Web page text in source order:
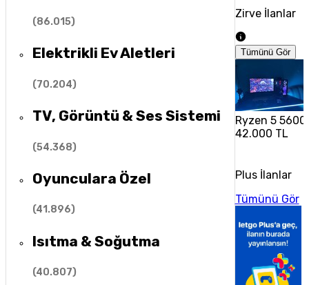
(86.015)
Elektrikli Ev Aletleri
(70.204)
TV, Görüntü & Ses Sistemi
(54.368)
Oyunculara Özel
(41.896)
Isıtma & Soğutma
(40.807)
Zirve İlanlar
Tümünü Gör
Ryzen 5
42.000 TL
Plus İlanlar
Tümünü Gör